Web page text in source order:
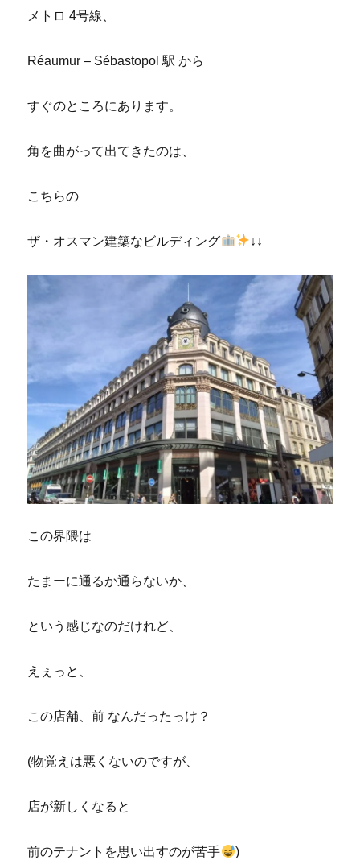
メトロ 4号線、
Réaumur – Sébastopol 駅 から
すぐのところにあります。
角を曲がって出てきたのは、
こちらの
ザ・オスマン建築なビルディング ↓↓
この界隈は
たまーに通るか通らないか、
という感じなのだけれど、
えぇっと、
この店舗、前 なんだったっけ？
(物覚えは悪くないのですが、
店が新しくなると
前のテナントを思い出すのが苦手 )